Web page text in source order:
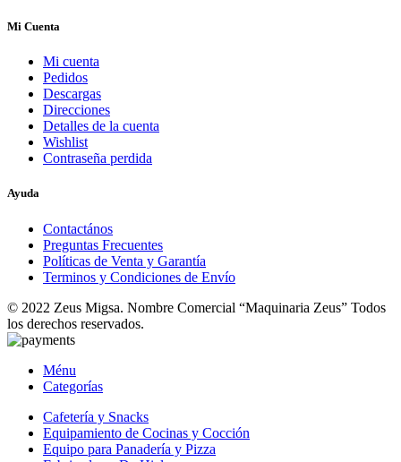
Mi Cuenta
Mi cuenta
Pedidos
Descargas
Direcciones
Detalles de la cuenta
Wishlist
Contraseña perdida
Ayuda
Contactános
Preguntas Frecuentes
Políticas de Venta y Garantía
Terminos y Condiciones de Envío
© 2022 Zeus Migsa. Nombre Comercial “Maquinaria Zeus” Todos
los derechos reservados.
Ménu
Categorías
Cafetería y Snacks
Equipamiento de Cocinas y Cocción
Equipo para Panadería y Pizza